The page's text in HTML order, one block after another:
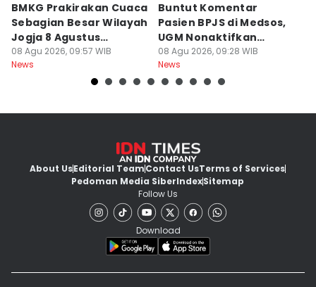
BMKG Prakirakan Cuaca
Sebagian Besar Wilayah
Jogja 8 Agustus
Berawan
08 Agu 2026, 09:57 WIB
News
Buntut Komentar
Pasien BPJS di Medsos,
UGM Nonaktifkan
Dokter PPDS
08 Agu 2026, 09:28 WIB
News
About UsEditorial TeamContact UsTerms of Services
Pedoman Media SiberIndexSitemap
Follow Us
Download